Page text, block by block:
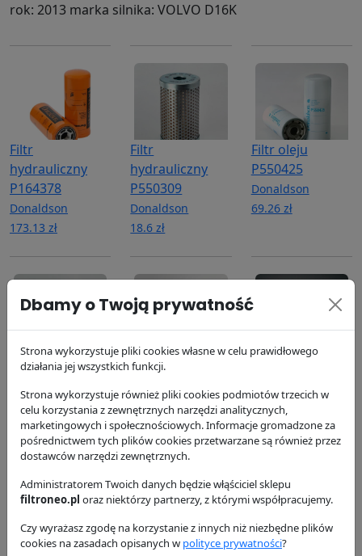
rok: 2013 marka silnika: VOLVO D16K
Filtr
hydrauliczny
P164378
Donaldson
173.13 zł
Filtr
hydrauliczny
P550309
Donaldson
18.6 zł
Filtr oleju
P550425
Donaldson
69.26 zł
Filtr oleju
Donaldson
68.3 zł
Filtr układu
P552096
Donaldson
61.2 zł
Filtr powietrza,
P606720
Donaldson
458.13 zł
Dbamy o Twoją prywatność
Strona wykorzystuje pliki cookies własne w celu prawidłowego
działania jej wszystkich funkcji.
Strona wykorzystuje również pliki cookies podmiotów trzecich w
celu korzystania z zewnętrznych narzędzi analitycznych,
marketingowych i społecznościowych. Informacje gromadzone za
pośrednictwem tych plików cookies przetwarzane są również przez
dostawców narzędzi zewnętrznych.
Administratorem Twoich danych będzie włąściciel sklepu
filtroneo.pl oraz niektórzy partnerzy, z którymi współpracujemy.
Czy wyrażasz zgodę na korzystanie z innych niż niezbędne plików
cookies na zasadach opisanych w polityce prywatności?